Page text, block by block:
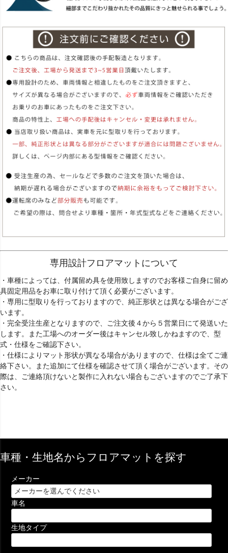
専用設計フロアマットについて
・車種によっては、付属留め具を使用致しますのでお客様ご自身に留め
具固定用品をお車に取り付けて頂く必要がございます。
・専用に型取りを行っておりますので、純正形状とは異なる場合がござ
います。
・完全受注生産となりますので、ご注文後４から５営業日にて発送いた
します。また工場へのオーダー後はキャンセル致しかねますので、型
式・仕様をご確認下さい。
・仕様によりマット形状が異なる場合がありますので、仕様は全てご連
絡下さい。また追加にて仕様を確認させて頂く場合がございます。その
際は、ご連絡頂けないと製作に入れない場合もございますのでご了承下
さい。
車種・生地名からフロアマットを探す
メーカー
車名
生地タイプ